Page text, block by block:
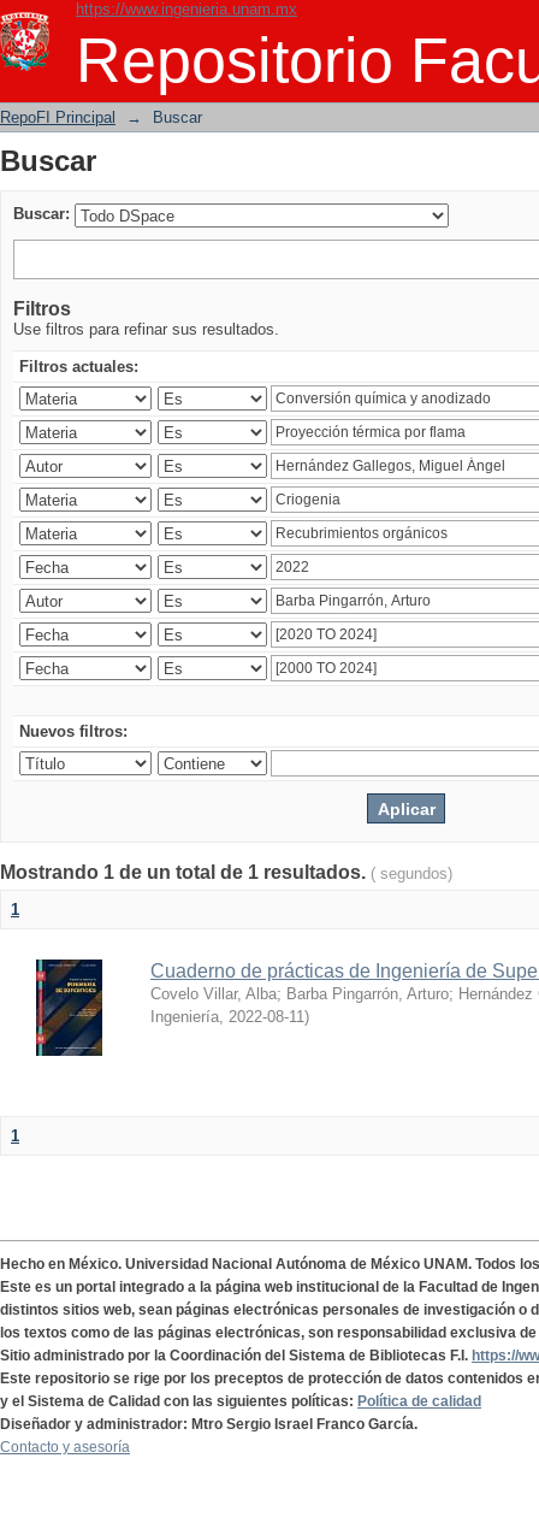
https://www.ingenieria.unam.mx
Repositorio
Buscar
RepoFI Principal → Buscar
Buscar
Buscar:
Filtros
Use filtros para refinar sus resultados.
Filtros actuales:
Nuevos filtros:
Mostrando 1 de un total de 1 resultados. ( segundos)
1
Cuaderno de prácticas de Ingeniería de
Covelo Villar, Alba; Barba Pingarrón, Arturo;
Ingeniería, 2022-08-11)
1
Hecho en México. Universidad Nacional Autónoma de México UNAM. Todos
Este es un portal integrado a la página web institucional de la Facultad de
distintos sitios web, sean páginas electrónicas personales de investigación o
los textos como de las páginas electrónicas, son responsabilidad exclusiva
Sitio administrado por la Coordinación del Sistema de Bibliotecas F.I. https://
Este repositorio se rige por los preceptos de protección de datos contenidos
y el Sistema de Calidad con las siguientes políticas: Política de calidad
Diseñador y administrador: Mtro Sergio Israel Franco García.
Contacto y asesoría